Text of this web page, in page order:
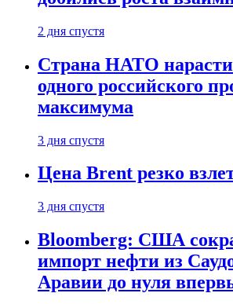
2 дня спустя
Страна НАТО
одного российского
максимума
3 дня спустя
Цена Brent резко
3 дня спустя
Bloomberg: США
импорт нефти из
Аравии до нуля